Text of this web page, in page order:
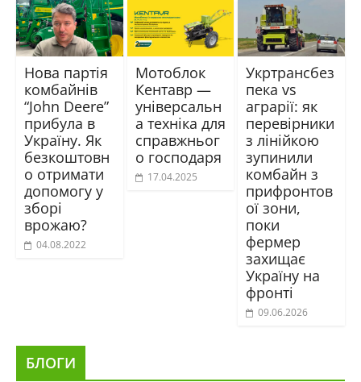
Нова партія
комбайнів
“John Deere”
прибула в
Україну. Як
безкоштовн
о отримати
допомогу у
зборі
врожаю?
04.08.2022
Мотоблок
Кентавр —
універсальн
а техніка для
справжньог
о господаря
17.04.2025
Укртрансбез
пека vs
аграрії: як
перевірники
з лінійкою
зупинили
комбайн з
прифронтов
ої зони,
поки
фермер
захищає
Україну на
фронті
09.06.2026
БЛОГИ